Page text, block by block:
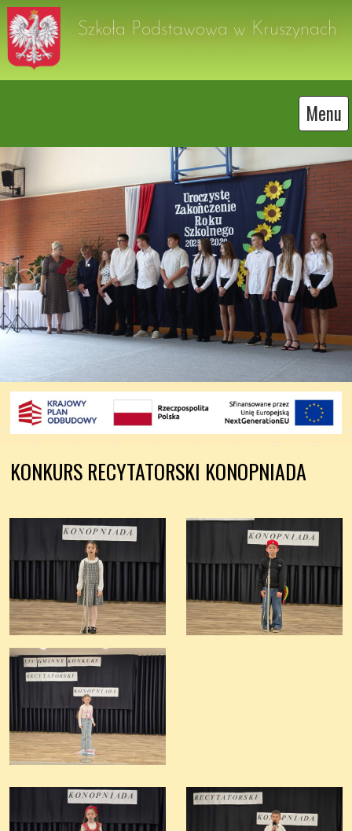
Szkoła Podstawowa w Kruszynach
Menu
KONKURS RECYTATORSKI KONOPNIADA